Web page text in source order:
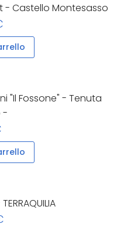
- Castello Montesasso
"Il Fossone" - Tenuta
-